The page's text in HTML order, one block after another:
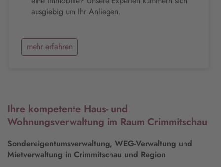
ausgiebig um Ihr Anliegen.
mehr erfahren
Ihre kompetente Haus- und
Wohnungsverwaltung im Raum Crimmitschau
Sondereigentumsverwaltung, WEG-Verwaltung und
Mietverwaltung in Crimmitschau und Region